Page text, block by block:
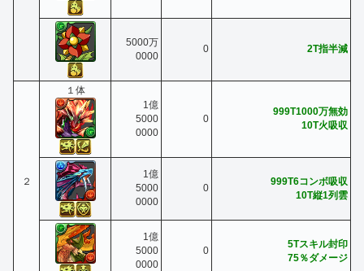
5000万
0000
0 2T指半減
２
１体
1億
5000
0000
0
999T1000万無効
10T火吸収
1億
5000
0000
0
999T6コンボ吸収
10T縦1列雲
1億
5000
0000
0
5Tスキル封印
75％ダメージ